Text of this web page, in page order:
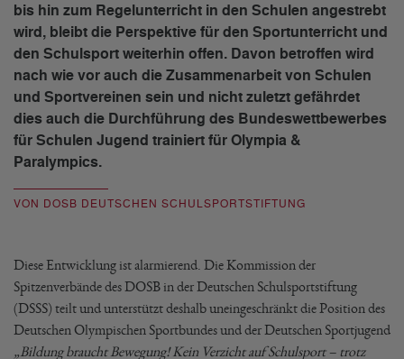
bis hin zum Regelunterricht in den Schulen angestrebt
wird, bleibt die Perspektive für den Sportunterricht und
den Schulsport weiterhin offen. Davon betroffen wird
nach wie vor auch die Zusammenarbeit von Schulen
und Sportvereinen sein und nicht zuletzt gefährdet
dies auch die Durchführung des Bundeswettbewerbes
für Schulen Jugend trainiert für Olympia &
Paralympics.
VON DOSB DEUTSCHEN SCHULSPORTSTIFTUNG
Diese Entwicklung ist alarmierend. Die Kommission der
Spitzenverbände des DOSB in der Deutschen Schulsportstiftung
(DSSS) teilt und unterstützt deshalb uneingeschränkt die Position des
Deutschen Olympischen Sportbundes und der Deutschen Sportjugend
„Bildung braucht Bewegung! Kein Verzicht auf Schulsport – trotz